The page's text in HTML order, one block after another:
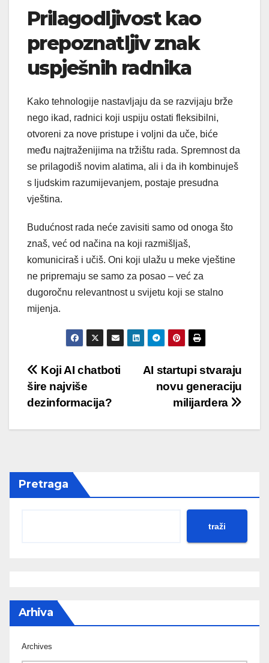
Prilagodljivost kao
prepoznatljiv znak
uspješnih radnika
Kako tehnologije nastavljaju da se razvijaju brže
nego ikad, radnici koji uspiju ostati fleksibilni,
otvoreni za nove pristupe i voljni da uče, biće
među najtraženijima na tržištu rada. Spremnost da
se prilagodiš novim alatima, ali i da ih kombinuješ
s ljudskim razumijevanjem, postaje presudna
vještina.
Budućnost rada neće zavisiti samo od onoga što
znaš, već od načina na koji razmišljaš,
komuniciraš i učiš. Oni koji ulažu u meke vještine
ne pripremaju se samo za posao – već za
dugoročnu relevantnost u svijetu koji se stalno
mijenja.
Post
navigation
AI startupi stvaraju
novu generaciju
milijardera
Koji AI chatboti
šire najviše
dezinformacija?
Pretraga
traži
Arhiva
Archives